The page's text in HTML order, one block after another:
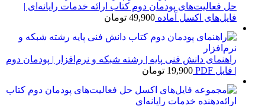
حل فعالیت‌های پودمان دوم کتاب ارائه خدمات رایانه‌ای |
فایل‌های اکسل آماده 49,900 تومان
راهنمای دانش فنی پایه | رشته شبکه و نرم‌افزار | پودمان دوم
| فایل PDF
19,900 تومان